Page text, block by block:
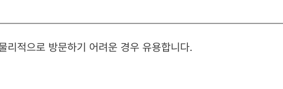
리적으로 방문하기 어려운 경우 유용합니다.